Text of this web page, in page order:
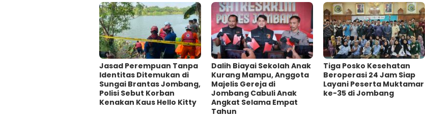
Jasad Perempuan Tanpa
Identitas Ditemukan di
Sungai Brantas Jombang,
Polisi Sebut Korban
Kenakan Kaus Hello Kitty
Dalih Biayai Sekolah Anak
Kurang Mampu, Anggota
Majelis Gereja di
Jombang Cabuli Anak
Angkat Selama Empat
Tahun
Tiga Posko Kesehatan
Beroperasi 24 Jam Siap
Layani Peserta Muktamar
ke-35 di Jombang